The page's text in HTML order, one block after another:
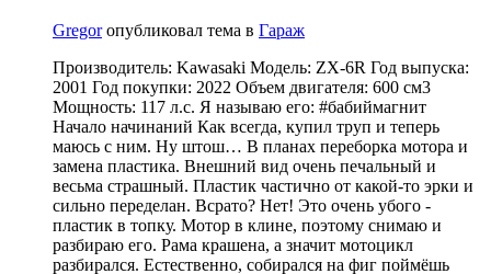
Gregorопубликовал тема в Гараж
Производитель: Kawasaki Модель: ZX-6R Год выпуска:
2001 Год покупки: 2022 Объем двигателя: 600 см3
Мощность: 117 л.с. Я называю его: #бабиймагнит
Начало начинаний Как всегда, купил труп и теперь
маюсь с ним. Ну штош… В планах переборка мотора и
замена пластика. Внешний вид очень печальный и
весьма страшный. Пластик частично от какой-то эрки и
сильно переделан. Всрато? Нет! Это очень убого -
пластик в топку. Мотор в клине, поэтому снимаю и
разбираю его. Рама крашена, а значит мотоцикл
разбирался. Естественно, собирался на фиг поймёшь